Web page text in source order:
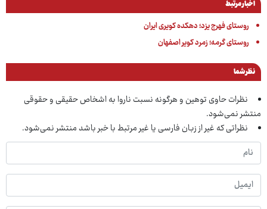
اخبار مرتبط
روستای فهرج یزد؛ دهکده کویری ایران
روستای گرمه؛ زمرد کویر اصفهان
نظر شما
نظرات حاوی توهین و هرگونه نسبت ناروا به اشخاص حقیقی و حقوقی
منتشر نمی‌شود.
نظراتی که غیر از زبان فارسی یا غیر مرتبط با خبر باشد منتشر نمی‌شود.